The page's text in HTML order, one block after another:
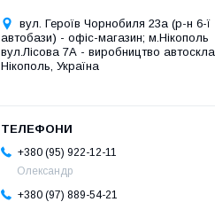
вул. Героїв Чорнобиля 23а (р-н 6-ї
автобази) - офіс-магазин; м.Нікополь
вул.Лісова 7А - виробництво автоскла,
Нікополь, Україна
+380 (95) 922-12-11
Олександр
+380 (97) 889-54-21